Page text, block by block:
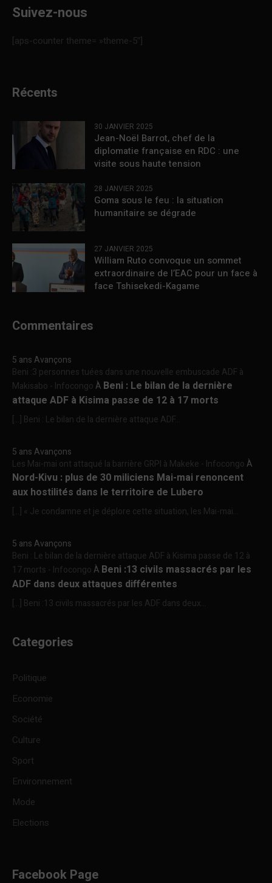
Suivez-nous
[aps-counter theme= »theme-5″]
Récents
30 JANVIER 2025
Jean-Noël Barrot, chef de la
diplomatie française en RDC : une
visite sous haute tension
28 JANVIER 2025
Goma sous le feu : la situation
humanitaire se dégrade
27 JANVIER 2025
William Ruto convoque un sommet
extraordinaire de l’EAC pour un face à
face Tshisekedi-Kagame
Commentaires
5 ans Avançons
Beni :3 personnes tuées dans une nouvelle embuscade ADF à
Makisabo - InfocongoÀ Beni : Le bilan de la dernière
attaque ADF à Kisima passe de 12 à 17 morts
[…] Beni : Le bilan de la dernière attaque ADF...
5 ans Avançons
Les Mai-mai ont attaqué la barrière GRPI à Makeke - InfocongoÀ
Nord-Kivu : plus de 30 miliciens Mai-mai renoncent
aux hostilités dans le territoire de Lubero
[…] « Je condamne et je déplore cette situation, les Mai-mai...
5 ans Avançons
Beni : Le bilan de la dernière attaque ADF à Kisima passe de 12 à
17 morts - InfocongoÀ Beni :13 civils massacrés par les
ADF dans deux attaques différentes
[…] Beni :13 civils massacrés par les ADF dans deux...
Categories
Politique
Economie
Société
Culture
Sport
Environnement
Mode
Elections
Facebook Page